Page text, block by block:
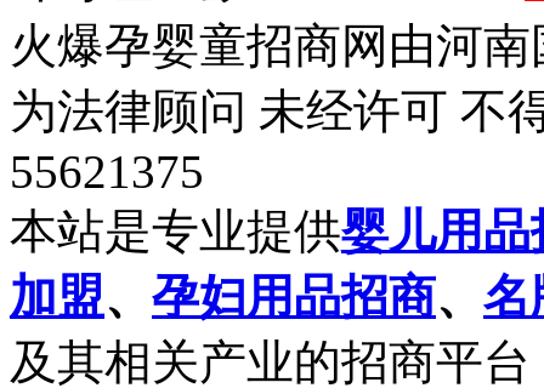
火爆孕婴童招商网由河
为法律顾问 未经许可 不
55621375
本站是专业提供婴儿用品
加盟、 孕妇用品招商、 名
及其相关产业的招商平台